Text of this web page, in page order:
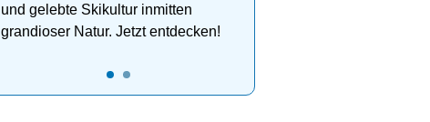
und gelebte Skikultur inmitten
grandioser Natur. Jetzt entdecken!